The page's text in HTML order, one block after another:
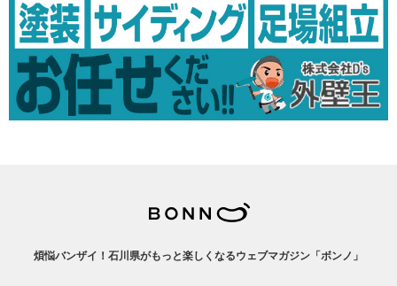
煩悩バンザイ！石川県がもっと楽しくなるウェブマガジン「ボンノ」